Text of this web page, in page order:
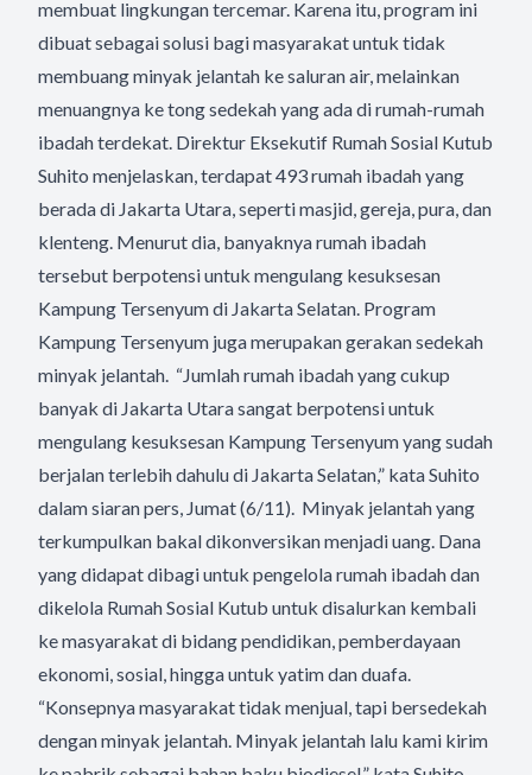
membuat lingkungan tercemar. Karena itu, program ini
dibuat sebagai solusi bagi masyarakat untuk tidak
membuang minyak jelantah ke saluran air, melainkan
menuangnya ke tong sedekah yang ada di rumah-rumah
ibadah terdekat. Direktur Eksekutif Rumah Sosial Kutub
Suhito menjelaskan, terdapat 493 rumah ibadah yang
berada di Jakarta Utara, seperti masjid, gereja, pura, dan
klenteng. Menurut dia, banyaknya rumah ibadah
tersebut berpotensi untuk mengulang kesuksesan
Kampung Tersenyum di Jakarta Selatan. Program
Kampung Tersenyum juga merupakan gerakan sedekah
minyak jelantah. “Jumlah rumah ibadah yang cukup
banyak di Jakarta Utara sangat berpotensi untuk
mengulang kesuksesan Kampung Tersenyum yang sudah
berjalan terlebih dahulu di Jakarta Selatan,” kata Suhito
dalam siaran pers, Jumat (6/11). Minyak jelantah yang
terkumpulkan bakal dikonversikan menjadi uang. Dana
yang didapat dibagi untuk pengelola rumah ibadah dan
dikelola Rumah Sosial Kutub untuk disalurkan kembali
ke masyarakat di bidang pendidikan, pemberdayaan
ekonomi, sosial, hingga untuk yatim dan duafa.
“Konsepnya masyarakat tidak menjual, tapi bersedekah
dengan minyak jelantah. Minyak jelantah lalu kami kirim